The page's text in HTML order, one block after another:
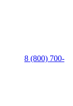
8 (800) 700-